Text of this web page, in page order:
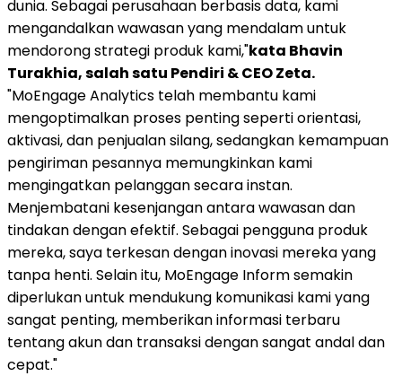
dunia. Sebagai perusahaan berbasis data, kami
mengandalkan wawasan yang mendalam untuk
mendorong strategi produk kami,"kata Bhavin
Turakhia, salah satu Pendiri & CEO Zeta.
"MoEngage Analytics telah membantu kami
mengoptimalkan proses penting seperti orientasi,
aktivasi, dan penjualan silang, sedangkan kemampuan
pengiriman pesannya memungkinkan kami
mengingatkan pelanggan secara instan.
Menjembatani kesenjangan antara wawasan dan
tindakan dengan efektif. Sebagai pengguna produk
mereka, saya terkesan dengan inovasi mereka yang
tanpa henti. Selain itu, MoEngage Inform semakin
diperlukan untuk mendukung komunikasi kami yang
sangat penting, memberikan informasi terbaru
tentang akun dan transaksi dengan sangat andal dan
cepat."